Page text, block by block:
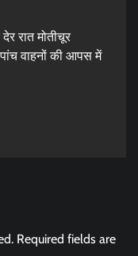
देर रात मोतीचूर
वाहनों की आपस में
Required fields are